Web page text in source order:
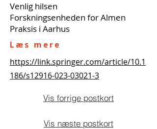
Venlig hilsen
Forskningsenheden for Almen
Praksis i Aarhus
Læs mere
https://link.springer.com/article/10.1
186/s12916-023-03021-3
Vis forrige postkort
Vis næste postkort